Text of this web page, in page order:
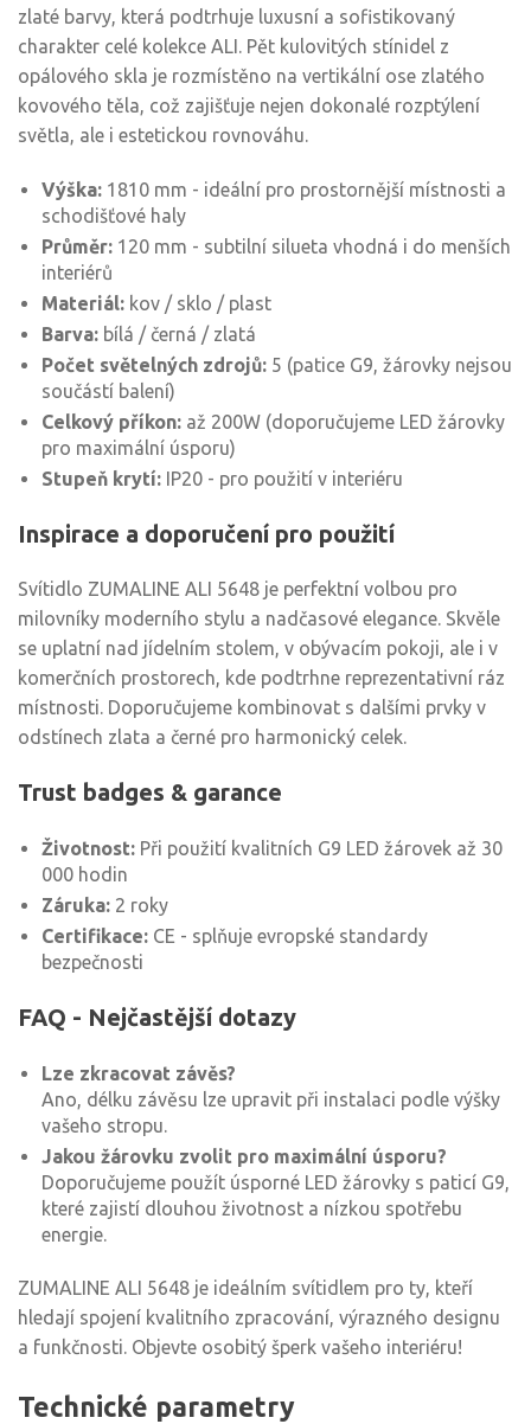
zlaté barvy, která podtrhuje luxusní a sofistikovaný
charakter celé kolekce ALI. Pět kulovitých stínidel z
opálového skla je rozmístěno na vertikální ose zlatého
kovového těla, což zajišťuje nejen dokonalé rozptýlení
světla, ale i estetickou rovnováhu.
Výška: 1810 mm - ideální pro prostornější místnosti a
schodišťové haly
Průměr: 120 mm - subtilní silueta vhodná i do menších
interiérů
Materiál: kov / sklo / plast
Barva: bílá / černá / zlatá
Počet světelných zdrojů: 5 (patice G9, žárovky nejsou
součástí balení)
Celkový příkon: až 200W (doporučujeme LED žárovky
pro maximální úsporu)
Stupeň krytí: IP20 - pro použití v interiéru
Inspirace a doporučení pro použití
Svítidlo ZUMALINE ALI 5648 je perfektní volbou pro
milovníky moderního stylu a nadčasové elegance. Skvěle
se uplatní nad jídelním stolem, v obývacím pokoji, ale i v
komerčních prostorech, kde podtrhne reprezentativní ráz
místnosti. Doporučujeme kombinovat s dalšími prvky v
odstínech zlata a černé pro harmonický celek.
Trust badges & garance
Životnost: Při použití kvalitních G9 LED žárovek až 30
000 hodin
Záruka: 2 roky
Certifikace: CE - splňuje evropské standardy
bezpečnosti
FAQ - Nejčastější dotazy
Lze zkracovat závěs?
Ano, délku závěsu lze upravit při instalaci podle výšky
vašeho stropu.
Jakou žárovku zvolit pro maximální úsporu?
Doporučujeme použít úsporné LED žárovky s paticí G9,
které zajistí dlouhou životnost a nízkou spotřebu
energie.
ZUMALINE ALI 5648 je ideálním svítidlem pro ty, kteří
hledají spojení kvalitního zpracování, výrazného designu
a funkčnosti. Objevte osobitý šperk vašeho interiéru!
Technické parametry